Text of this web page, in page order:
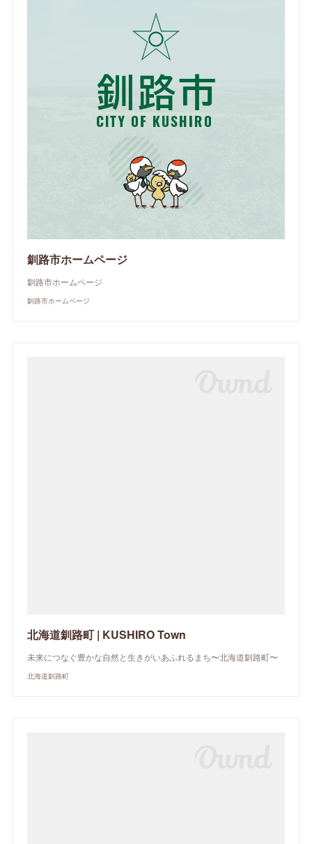
釧路市ホームページ
釧路市ホームページ
釧路市ホームページ
北海道釧路町 | KUSHIRO Town
未来につなぐ豊かな自然と生きがいあふれるまち〜北海道釧路町〜
北海道釧路町